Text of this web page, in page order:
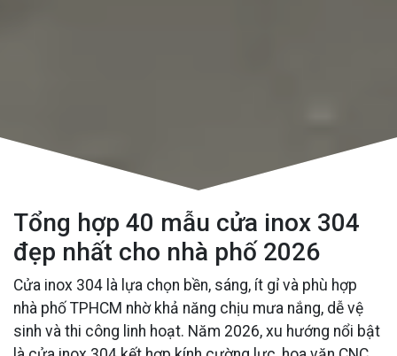
Tổng hợp 40 mẫu cửa inox 304
đẹp nhất cho nhà phố 2026
Cửa inox 304 là lựa chọn bền, sáng, ít gỉ và phù hợp
nhà phố TPHCM nhờ khả năng chịu mưa nắng, dễ vệ
sinh và thi công linh hoạt. Năm 2026, xu hướng nổi bật